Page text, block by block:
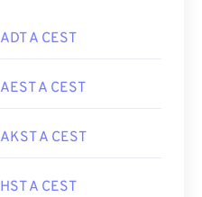
ADT A CEST
AEST A CEST
AKST A CEST
HST A CEST